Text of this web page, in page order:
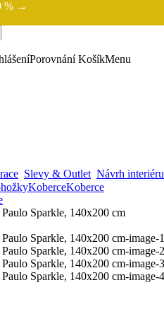
% →
Porovnání KošíkMenu
Slevy & Outlet Návrh interiéru
KoberceKoberce